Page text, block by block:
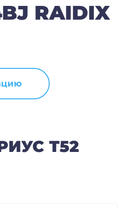
RAIDIX
T52